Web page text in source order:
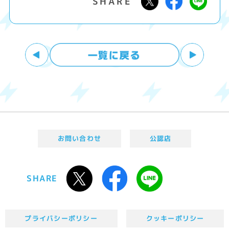
お問い合わせ 公認店
SHARE
プライバシーポリシー クッキーポリシー